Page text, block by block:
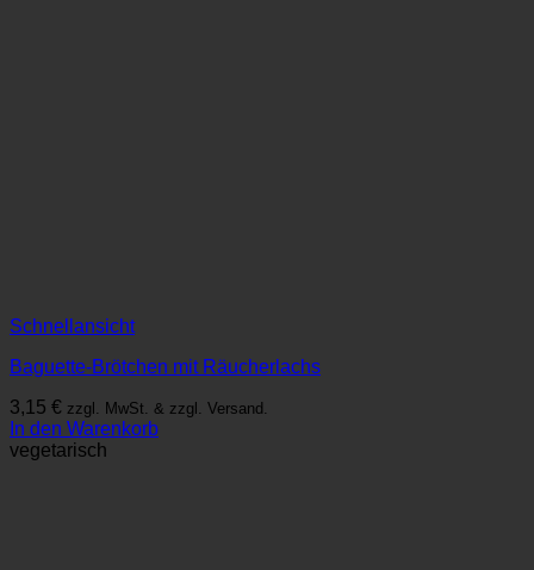
Schnellansicht
Baguette-Brötchen mit Räucherlachs
3,15 € zzgl. MwSt. & zzgl. Versand.
In den Warenkorb
vegetarisch